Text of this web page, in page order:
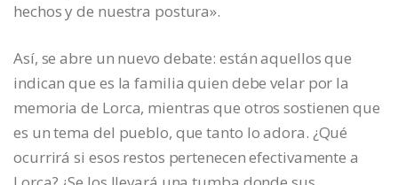
hechos y de nuestra postura».
Así, se abre un nuevo debate: están aquellos que
indican que es la familia quien debe velar por la
memoria de Lorca, mientras que otros sostienen que
es un tema del pueblo, que tanto lo adora. ¿Qué
ocurrirá si esos restos pertenecen efectivamente a